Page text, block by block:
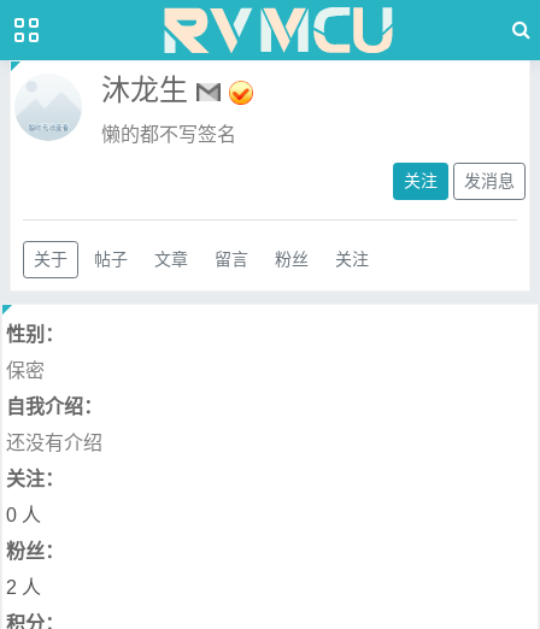
沐龙生
懒的都不写签名
关注 发消息
关于 帖子 文章 留言 粉丝 关注
性别：
保密
自我介绍：
还没有介绍
关注：
0 人
粉丝：
2 人
积分：